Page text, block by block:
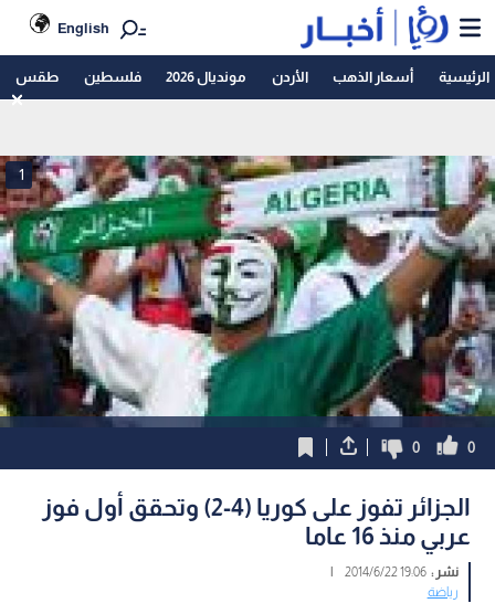
English
الرئيسية أسعار الذهب الأردن مونديال 2026 فلسطين طقس
1
0
0
الجزائر تفوز على كوريا (4-2) وتحقق أول فوز
عربي منذ 16 عاما
نشر :19:06 2014/6/22
|
رياضة